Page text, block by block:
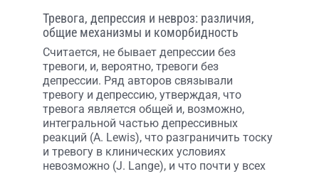
Тревога, депрессия и невроз: различия,
общие механизмы и коморбидность
Считается, не бывает депрессии без
тревоги, и, вероятно, тревоги без
депрессии. Ряд авторов связывали
тревогу и депрессию, утверждая, что
тревога является общей и, возможно,
интегральной частью депрессивных
реакций (A. Lewis), что разграничить тоску
и тревогу в клинических условиях
невозможно (J. Lange), и что почти у всех